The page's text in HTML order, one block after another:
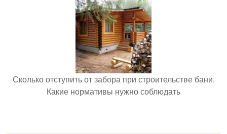
Сколько отступить от забора при строительстве бани.
Какие нормативы нужно соблюдать